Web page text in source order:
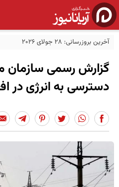
آخرین بروزرسانی: 28 جولای 2026
گزارش رسمی سازمان
دسترسی به انرژی در